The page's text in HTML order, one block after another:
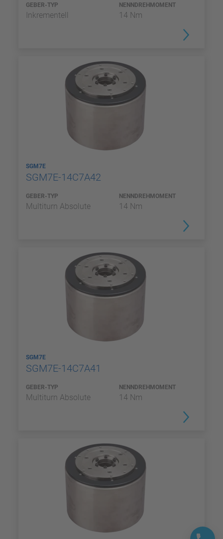
GEBER-TYP
Inkrementell
NENNDREHMOMENT
14 Nm
SGM7E
SGM7E-14C7A42
GEBER-TYP
Multiturn Absolute
NENNDREHMOMENT
14 Nm
SGM7E
SGM7E-14C7A41
GEBER-TYP
Multiturn Absolute
NENNDREHMOMENT
14 Nm